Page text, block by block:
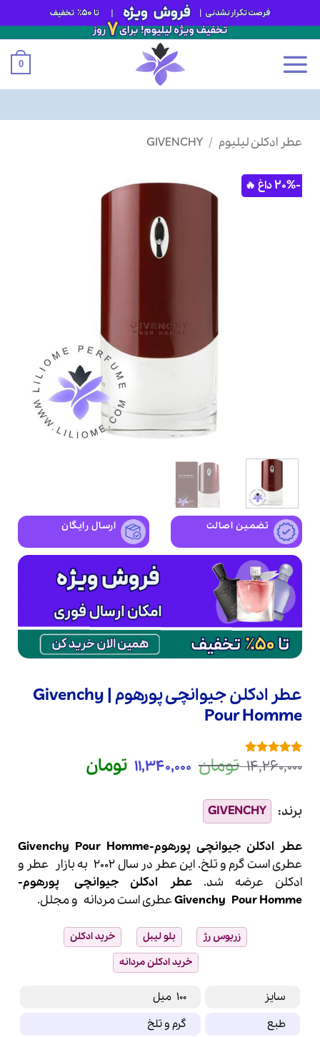
0
عطر ادکلن لیلیوم /
GIVENCHY
-20%
تضمین اصالت ارسال رایگان
عطر ادکلن جیوانچی پورهوم | Givenchy
Pour Homme
امتیازدهی5
3
مشتری
14,260,000 تومان قیمت
اصلی
11,340,000 تومانقیمت
فعلی
عطر ادکلن جیوانچی پورهوم-Givenchy Pour Homme
عطری است گرم و تلخ. این عطر در سال 2002 به بازار
عطر و
ادکلن عرضه شد.عطر ادکلن جیوانچیپورهوم-
Givenchy Pour Homme عطری است مردانه و مجلل.
زریوس رژ بلو لیبل
خرید ادکلن
خرید ادکلن مردانه
سایز
100 میل
طبع
گرم و تلخ